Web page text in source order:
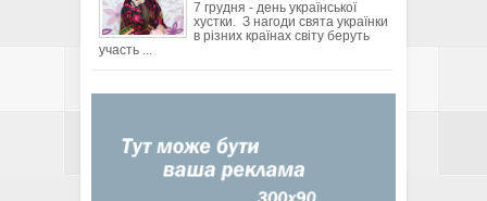
7 грудня - день української
хустки. З нагоди свята українки
в різних країнах світу беруть
участь ...